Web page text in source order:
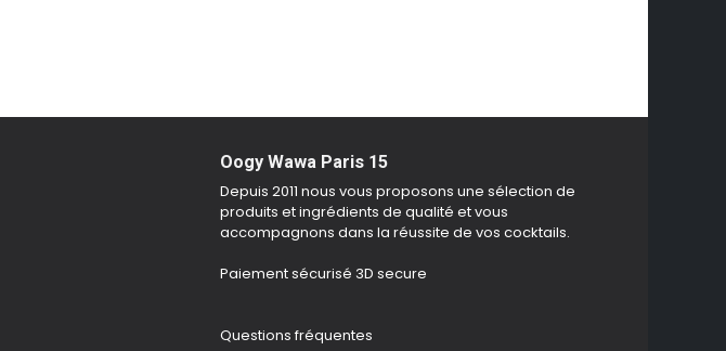
Oogy Wawa Paris 15
Depuis 2011 nous vous proposons une sélection de
produits et ingrédients de qualité et vous
accompagnons dans la réussite de vos cocktails.
Paiement sécurisé 3D secure
Questions fréquentes